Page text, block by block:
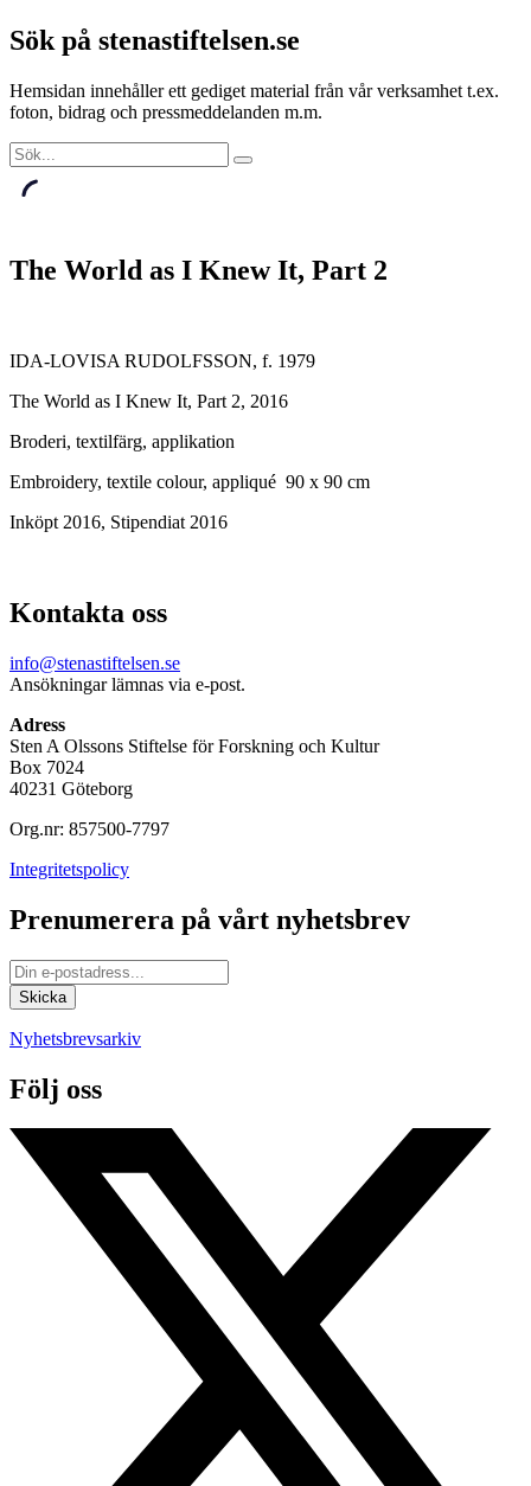
Sök på stenastiftelsen.se
Hemsidan innehåller ett gediget material från vår verksamhet t.ex.
foton, bidrag och pressmeddelanden m.m.
The World as I Knew It, Part 2
IDA-LOVISA RUDOLFSSON, f. 1979
The World as I Knew It, Part 2, 2016
Broderi, textilfärg, applikation
Embroidery, textile colour, appliqué 90 x 90 cm
Inköpt 2016, Stipendiat 2016
Kontakta oss
info@stenastiftelsen.se
Ansökningar lämnas via e-post.
Adress
Sten A Olssons Stiftelse för Forskning och Kultur
Box 7024
40231 Göteborg
Org.nr: 857500-7797
Integritetspolicy
Prenumerera på vårt nyhetsbrev
Nyhetsbrevsarkiv
Följ oss